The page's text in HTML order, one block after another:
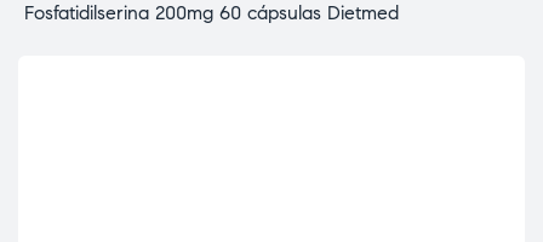
Fosfatidilserina 200mg 60 cápsulas Dietmed